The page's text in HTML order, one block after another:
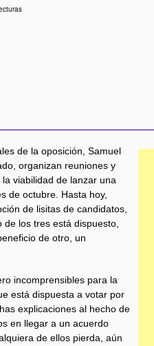
de la oposición, Samuel
organizan reuniones y
viabilidad de lanzar una
de octubre. Hasta hoy,
de lisitas de candidatos,
los tres está dispuesto,
de otro, un
incomprensibles para la
está dispuesta a votar por
explicaciones al hecho de
en llegar a un acuerdo
de ellos pierda, aún